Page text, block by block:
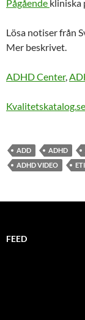
Pågående kliniska
Lösa notiser från
Mer beskrivet.
ADHD Center,
Kvalitetskatalog.se
ADD ADHD
ADHD VIDEO
FEED